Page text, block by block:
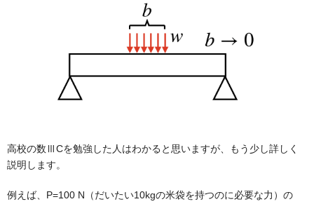
高校の数ⅢCを勉強した人はわかると思いますが、もう少し詳しく
説明します。
例えば、P=100 N（だいたい10kgの米袋を持つのに必要な力）の